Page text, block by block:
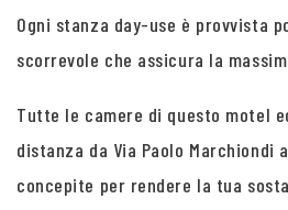
Ogni stanza day-use è provvista
scorrevole che assicura la
Tutte le camere di questo motel
distanza da Via Paolo Marchiondi
concepite per rendere la tua